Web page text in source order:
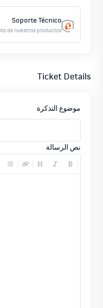
Soporte Técnico
de nuestros productos.
Ticket Details
موضوع التذكرة
نص الرسالة